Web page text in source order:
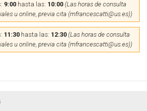
9:00 hasta las: 10:00 (Las horas de consulta
u online, previa cita (mfrancescatti@us.es))
11:30 hasta las: 12:30 (Las horas de consulta
u online, previa cita (mfrancescatti@us.es))